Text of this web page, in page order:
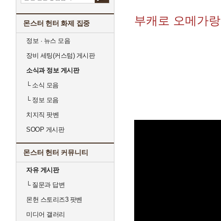
몬스터 헌터 화제 집중
정보 · 뉴스 모음
장비 세팅(커스텀) 게시판
소식과 정보 게시판
└소식 모음
└정보 모음
치지직 팟벤
SOOP 게시판
몬스터 헌터 커뮤니티
자유 게시판
└질문과 답변
몬헌 스토리즈3 팟벤
미디어 갤러리
부캐로 오메가